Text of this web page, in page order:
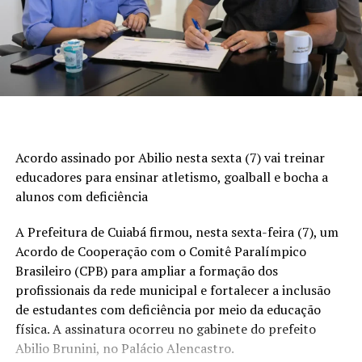
Acordo assinado por Abilio nesta sexta (7) vai treinar
educadores para ensinar atletismo, goalball e bocha a
alunos com deficiência
A Prefeitura de Cuiabá firmou, nesta sexta-feira (7), um
Acordo de Cooperação com o Comitê Paralímpico
Brasileiro (CPB) para ampliar a formação dos
profissionais da rede municipal e fortalecer a inclusão
de estudantes com deficiência por meio da educação
física. A assinatura ocorreu no gabinete do prefeito
Abilio Brunini, no Palácio Alencastro.